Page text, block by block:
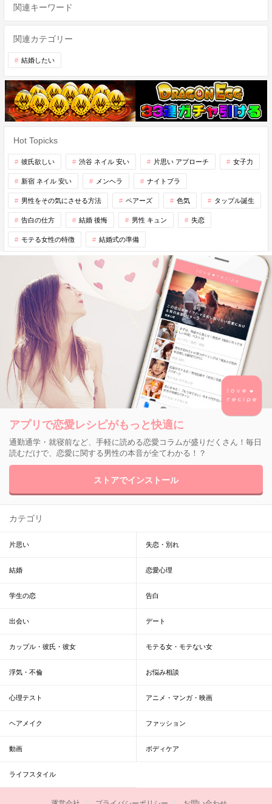
関連キーワード
関連カテゴリー
結婚したい
Hot Topicks
彼氏欲しい 渋谷 ネイル 安い 片思い アプローチ 女子力
新宿 ネイル 安い メンヘラ ナイトブラ
男性をその気にさせる方法 ペアーズ 色気 タップル誕生
告白の仕方 結婚 後悔 男性 キュン 失恋
モテる女性の特徴 結婚式の準備
アプリで恋愛レシピがもっと快適に
通勤通学・就寝前など、手軽に読める恋愛コラムが盛りだくさん！毎日
読むだけで、恋愛に関する男性の本音が全てわかる！？
ストアでインストール
カテゴリ
片思い 失恋・別れ
結婚 恋愛心理
学生の恋 告白
出会い デート
カップル・彼氏・彼女 モテる女・モテない女
浮気・不倫 お悩み相談
心理テスト アニメ・マンガ・映画
ヘアメイク ファッション
動画 ボディケア
ライフスタイル